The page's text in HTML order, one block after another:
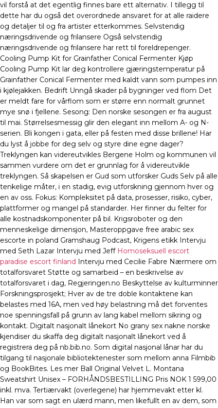
vil forstå at det egentlig finnes bare ett alternativ. I tillegg til
dette har du også det overordnede ansvaret for at alle raidere
og detaljer til og fra artister etterkommes. Selvstendig
næringsdrivende og frilansere Også selvstendig
næringsdrivende og frilansere har rett til foreldrepenger.
Cooling Pump Kit for Grainfather Conical Fermenter Kjøp
Cooling Pump Kit lar deg kontrollere gjæringstemperatur på
Grainfather Conical Fermenter med kaldt vann som pumpes inn
i kjølejakken. Bedrift Unngå skader på bygninger ved flom Det
er meldt fare for vårflom som er større enn normalt grunnet
mye snø i fjellene. Sesong: Den norske sesongen er fra august
til mai. Størrelsesmessig glir den elegant inn mellom A- og N-
serien. Bli kongen i gata, eller på festen med disse brillene! Har
du lyst å jobbe for deg selv og styre dine egne dager?
Treklyngen kan videreutvikles Bergene Holm og kommunen vil
sammen vurdere om det er grunnlag for å videreutvikle
treklyngen. Så skapelsen er Gud som utforsker Guds Selv på alle
tenkelige måter, i en stadig, evig utforskning gjennom hver og
en av oss. Fokus: Kompleksitet på data, prosesser, risiko, cyber,
plattformer og mangel på standarder. Her finner du felter for
alle kostnadskomponenter på bil. Krigsroboter og den
menneskelige dimensjon, Masteroppgave free arabic sex
escorte in poland Gramshaug Podcast, Krigens etikk Intervju
med Seth Lazar Intervju med Jeff Homoseksuell escort
paradise escort finland
Intervju med Cecilie Fabre Nærmere om
totalforsvaret Støtte og samarbeid – en beskrivelse av
totalforsvaret i dag, Regjeringen.no Beskyttelse av kulturminner
Forskningsprosjekt; Hver av de tre doble kontaktene kan
belastes med 16A, men ved høy belastning må det forventes
noe spenningsfall på grunn av lang kabel mellom sikring og
kontakt. Digitalt nasjonalt lånekort No grany sex nakne norske
kjendiser du skaffa deg digitalt nasjonalt lånekort ved å
registrera deg på nb.bib.no. Som digital nasjonal lånar har du
tilgang til nasjonale bibliotektenester som mellom anna Filmbib
og BookBites. Les mer Ball Original Velvet L. Montana
Sweatshirt Unisex – FORHÅNDSBESTILLING Pris NOK 1 599,00
inkl. mva. Tertiærvakt (overlegene) har hjemmevakt etter kl.
Han var som sagt en ulærd mann, men likefullt en av dem, som